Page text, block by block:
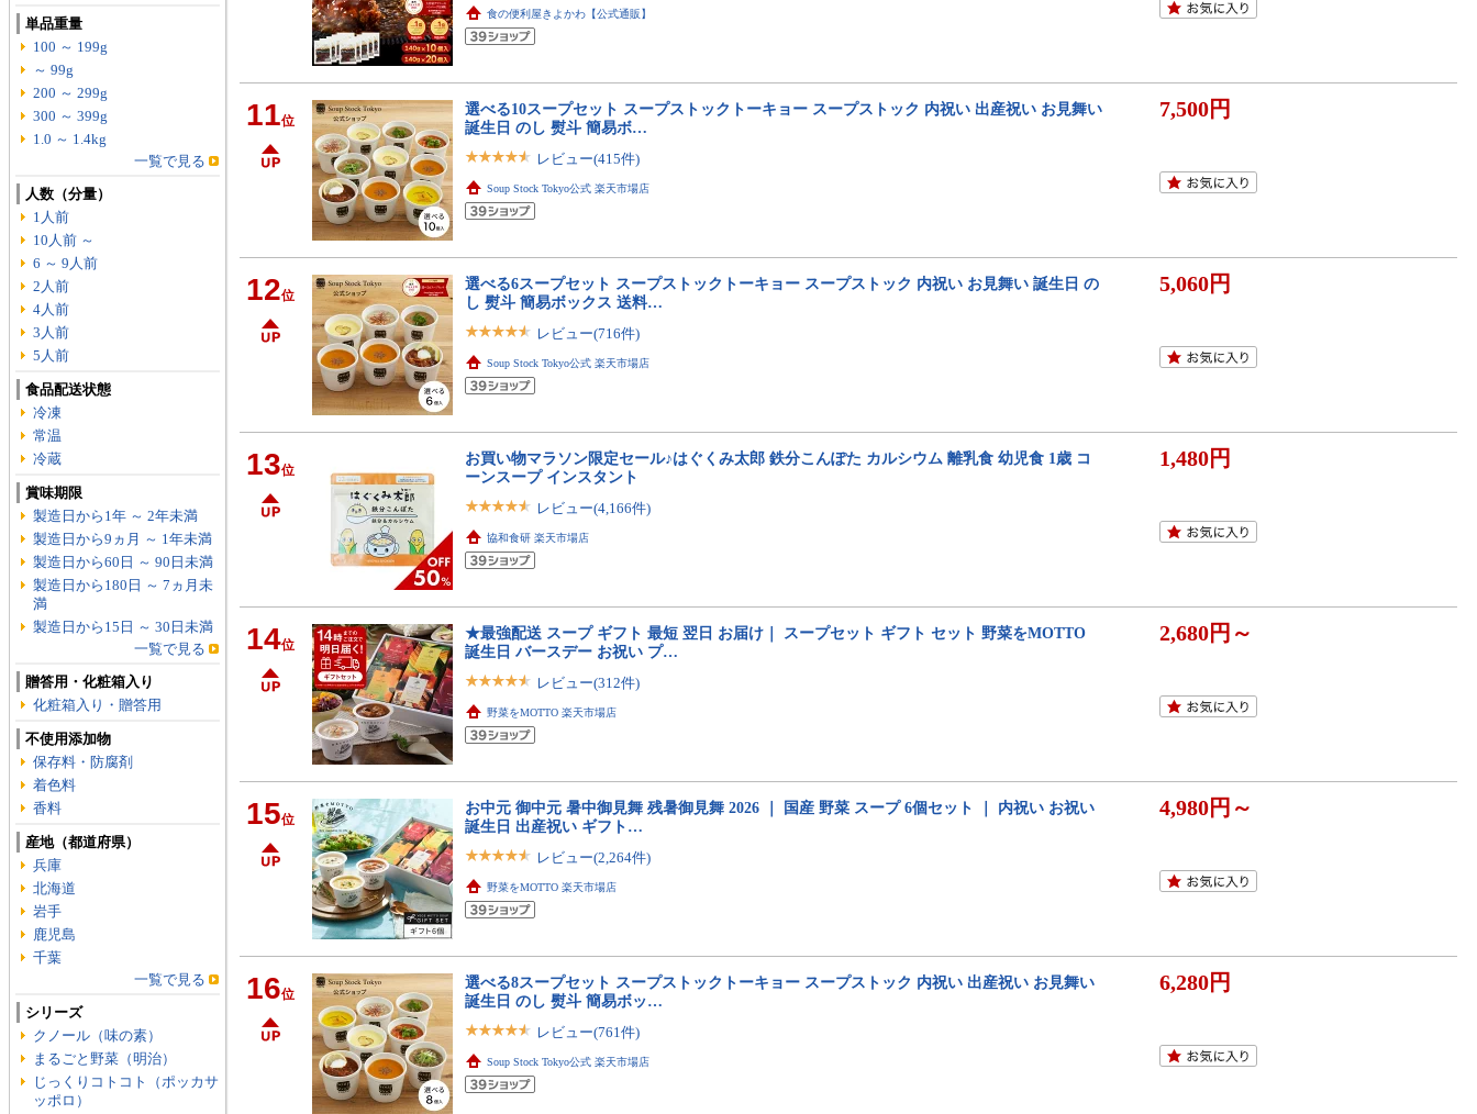
食の便利屋きよかわ【公式通販】
11位
選べる10スープセット スープストックトーキョー スープストック 内祝い 出産祝い お見舞い
誕生日 のし 熨斗 簡易ボ…
レビュー(415件)
Soup Stock Tokyo公式 楽天市場店
7,500円
12位
選べる6スープセット スープストックトーキョー スープストック 内祝い お見舞い 誕生日 の
し 熨斗 簡易ボックス 送料…
レビュー(716件)
Soup Stock Tokyo公式 楽天市場店
5,060円
13位
お買い物マラソン限定セール♪はぐくみ太郎 鉄分こんぽた カルシウム 離乳食 幼児食 1歳 コ
ーンスープ インスタント
レビュー(4,166件)
協和食研 楽天市場店
1,480円
14位
★最強配送 スープ ギフト 最短 翌日 お届け｜ スープセット ギフト セット 野菜をMOTTO
誕生日 バースデー お祝い プ…
レビュー(312件)
野菜をMOTTO 楽天市場店
2,680円～
15位
お中元 御中元 暑中御見舞 残暑御見舞 2026 ｜ 国産 野菜 スープ 6個セット ｜ 内祝い お祝い
誕生日 出産祝い ギフト…
レビュー(2,264件)
野菜をMOTTO 楽天市場店
4,980円～
16位
選べる8スープセット スープストックトーキョー スープストック 内祝い 出産祝い お見舞い
誕生日 のし 熨斗 簡易ボッ…
レビュー(761件)
Soup Stock Tokyo公式 楽天市場店
6,280円
単品重量
100 ～ 199g
～ 99g
200 ～ 299g
300 ～ 399g
1.0 ～ 1.4kg
一覧で見る
人数（分量）
1人前
10人前 ～
6 ～ 9人前
2人前
4人前
3人前
5人前
食品配送状態
冷凍
常温
冷蔵
賞味期限
製造日から1年 ～ 2年未満
製造日から9ヵ月 ～ 1年未満
製造日から60日 ～ 90日未満
製造日から180日 ～ 7ヵ月未
満
製造日から15日 ～ 30日未満
一覧で見る
贈答用・化粧箱入り
化粧箱入り・贈答用
不使用添加物
保存料・防腐剤
着色料
香料
産地（都道府県）
兵庫
北海道
岩手
鹿児島
千葉
一覧で見る
シリーズ
クノール（味の素）
まるごと野菜（明治）
じっくりコトコト（ポッカサ
ッポロ）